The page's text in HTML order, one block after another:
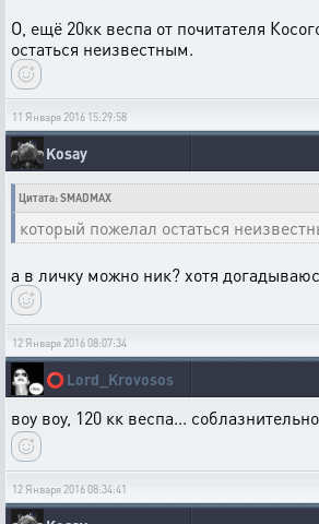
О, ещё 20кк веспа от почитателя
остаться неизвестным.
11 Января 2016 15:29:58
Kosay
Цитата: SMADMAX
который пожелал остаться
а в личку можно ник? хотя
12 Января 2016 08:07:34
⭕Lord_Krovosos
воу воу, 120 кк веспа... соблазнительно
12 Января 2016 08:34:41